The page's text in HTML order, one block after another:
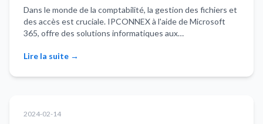
cabinets comptables
Dans le monde de la comptabilité, la gestion des fichiers et
des accès est cruciale. IPCONNEX à l'aide de Microsoft
365, offre des solutions informatiques aux…
Lire la suite →
2024-02-14